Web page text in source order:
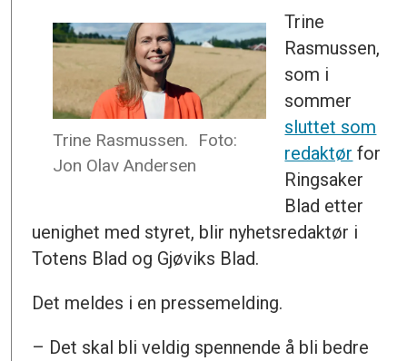
Trine Rasmussen.
Foto:
Jon Olav Andersen
Trine
Rasmussen,
som i
sommer
sluttet som
redaktør for
Ringsaker
Blad etter
uenighet med styret, blir nyhetsredaktør i
Totens Blad og Gjøviks Blad.
Det meldes i en pressemelding.
– Det skal bli veldig spennende å bli bedre